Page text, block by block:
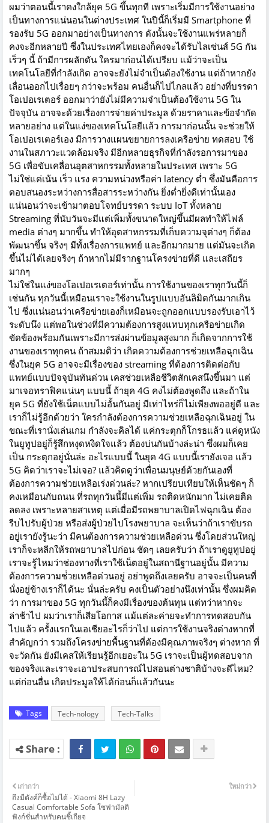
ผมว่าตอนนี้เราคงใกล้ยุค 5G ขึ้นทุกที เพราะเริ่มมีการใช้งานอย่าง
เป็นทางการแน่นอนในต่างประเทศ ในปีนี้ก็เริ่มมี Smartphone ที่
รองรับ 5G ออกมาอย่างเป็นทางการ ดังนั้นจะใช้งานแพร่หลายก็
คงจะอีกหลายปี ซึ่งในประเทศไทยเองก็คงจะได้รับไลเซ่นส์ 5G กัน
เร็วๆ นี้ ถ้ามีการผลักดัน ใครมาก่อนได้เปรียบ แม้ว่าจะเป็น
เทคโนโลยีที่กำลังเกิด อาจจะยังไม่จำเป็นต้องใช้งาน แต่ถ้าหากยัง
เลื่อนออกไปเรื่อยๆ กว่าจะพร้อม คนอื่นก็ไปไกลแล้ว อย่างที่บรรดา
โอเปอเรเตอร์ ออกมาว่ายังไม่มีความจำเป็นต้องใช้งาน 5G ใน
ปัจจุบัน อาจจะด้วยเรื่องการจ่ายค่าประมูล ด้วยราคาและข้อจำกัด
หลายอย่าง แต่ในแง่ของเทคโนโลยีแล้ว การมาก่อนนั้น จะช่วยให้
โอเปอเรเตอร์เอง มีการวางแผนขยายการลงเครือข่าย ทดสอบ ใช้
งานในสภาวะแวดล้อมจริง มีอีกหลายธุรกิจที่กำลังรอการมาของ
5G เพื่อขับเคลื่อนอุตสาหกรรมทั้งหลายในประเทศ เพราะ 5G
ไม่ใช่แค่เน้น เร็ว แรง ความหน่วงหรือค่า latency ต่ำ ซึ่งมันคือการ
ตอบสนองระหว่างการสื่อสารระหว่างกัน ยิ่งต่ำยิ่งดีเท่านั้นเอง
แน่นอนว่าจะเข้ามาตอบโจทย์บรรดา ระบบ IoT ทั้งหลาย
Streaming ที่นับวันจะมีแต่เพิ่มทั้งขนาดใหญ่ขึ้นมีผลทำให้ไฟล์
media ต่างๆ มากขึ้น ทำให้อุตสาหกรรมที่เก็บความจุต่างๆ ก็ต้อง
พัฒนาขึ้น จริงๆ มีทั้งเรื่องการแพทย์ และอีกมากมาย แต่มันจะเกิด
ขึ้นไม่ได้เลยจริงๆ ถ้าหากไม่มีรากฐานโครงข่ายที่ดี และเสถียร
มากๆ
ไม่ใช่ในแง่ของโอเปอเรเตอร์เท่านั้น การใช้งานของเราทุกวันนี้ก็
เช่นกัน ทุกวันนี้เหมือนเราจะใช้งานในรูปแบบอันลิมิตกันมากเกิน
ไป ซึ่งแน่นอนว่าเครือข่ายเองก็เหมือนจะถูกออกแบบรองรับเอาไว้
ระดับนึง แต่พอในช่วงที่มีความต้องการสูงแทบทุกเครือข่ายเกิด
ขัดข้องพร้อมกันเพราะมีการส่งผ่านข้อมูลสูงมาก ก็เกิดจากการใช้
งานของเราทุกคน ถ้าสมมติว่า เกิดความต้องการช่วยเหลือฉุกเฉิน
ซึ่งในยุค 5G อาจจะมีเรื่องของ streaming ที่ต้องการติดต่อกับ
แพทย์แบบปัจจุบันทันด่วน เคสช่วยเหลือชีวิตสักเคสนึงขึ้นมา แต่
มาเจอทราฟิคแน่นๆ แบบนี้ ถ้ายุค 4G คงไม่ต้องพูดถึง และถ้าใน
ยุค 5G ที่ยังใช้เน็ตแบบไม่อั้นกันอยู่ มีเท่าไหร่ก็ไม่เพียงพออยู่ดี และ
เราก็ไม่รู้อีกด้วยว่า ใครกำลังต้องการความช่วยเหลือฉุกเฉินอยู่ ใน
ขณะที่เรานั่งเล่นเกม กำลังจะคิลได้ แค่กระตุกก็โกรธแล้ว แค่ดูหนัง
ในยูทูปอยู่ก็รู้สึกหงุดหงิดใจแล้ว ต้องบ่นกันบ้างล่ะน่า ซึ่งผมก็เคย
เป็น กระตุกอยู่นั่นล่ะ อะไรแบบนี้ ในยุค 4G แบบนี้เรายังเจอ แล้ว
5G คิดว่าเราจะไม่เจอ? แล้วคิดดูว่าเพื่อนมนุษย์ด้วยกันเองที่
ต้องการความช่วยเหลือเร่งด่วนล่ะ? หากเปรียบเทียบให้เห็นชัดๆ ก็
คงเหมือนกับถนน ที่รถทุกวันนี้มีแต่เพิ่ม รถติดหนักมาก ไม่เคยติด
ลดลง เพราะหลายสาเหตุ แต่เมื่อมีรถพยาบาลเปิดไฟฉุกเฉิน ต้อง
รีบไปรับผู้ป่วย หรือส่งผู้ป่วยไปโรงพยาบาล จะเห็นว่าถ้าเราขับรถ
อยู่เรายังรู้นะว่า มีคนต้องการความช่วยเหลือด่วน ซึ่งโดยส่วนใหญ่
เราก็จะหลีกให้รถพยาบาลไปก่อน ชัดๆ เลยครับว่า ถ้าเราดูยูทูปอยู่
เราจะรู้ไหมว่าช่องทางที่เราใช้เน็ตอยู่ในสถานีฐานอยู่นั้น มีความ
ต้องการความช่่วยเหลือด่วนอยู่ อย่าพูดถึงเลยครับ อาจจะเป็นคนที่
นั่งอยู่ข้างเราก็ได้นะ นั่นล่ะครับ คงเป็นตัวอย่างนึงเท่านั้น ซึ่งผมคิด
ว่า การมาของ 5G ทุกวันนี้ก็คงมีเรื่องของต้นทุน แต่ทว่าหากจะ
ล่าช้าไป ผมว่าเราก็เสียโอกาส แม้แต่ละค่ายจะทำการทดสอบกัน
ไปแล้ว ครั้งแรกในเอเชียอะไรก็ว่าไป แต่การใช้งานจริงต่างหากที่
สำคัญกว่า รวมถึงโครงข่ายพื้นฐานที่ต้องมีคุณภาพจริงๆ ต่างหาก ที่
จะวัดกัน ยังมีเคสให้เรียนรู้อีกเยอะใน 5G เราจะเป็นผู้ทดสอบจาก
ของจริงและเราจะเอาประสบการณ์ไปสอนต่างชาติบ้างจะดีไหม?
แต่ก่อนอื่น เกิดประมูลให้ได้ก่อนก็แล้วกันนะ
Tags Tech-nology Tech-Talks
ใหม่กว่า
เก่ากว่า
ถึงมีตังค์ก็ซื้อไม่ได้ - Xiaomi 8H Lazy
Casual Comfortable Sofa โซฟามัลติ
ฟังก์ชั่นสำหรับคนชี้เกียจ